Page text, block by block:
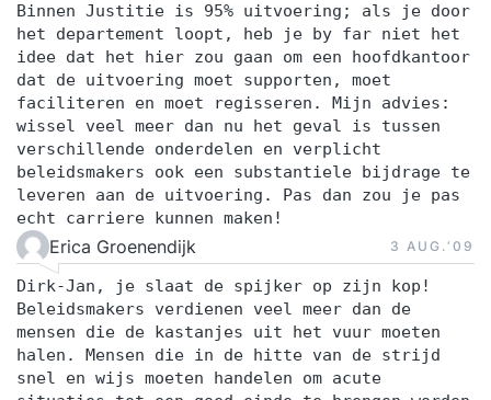
Binnen Justitie is 95% uitvoering; als je door
het departement loopt, heb je by far niet het
idee dat het hier zou gaan om een hoofdkantoor
dat de uitvoering moet supporten, moet
faciliteren en moet regisseren. Mijn advies:
wissel veel meer dan nu het geval is tussen
verschillende onderdelen en verplicht
beleidsmakers ook een substantiele bijdrage te
leveren aan de uitvoering. Pas dan zou je pas
echt carriere kunnen maken!
Erica Groenendijk 3 AUG.‘09
Dirk-Jan, je slaat de spijker op zijn kop!
Beleidsmakers verdienen veel meer dan de
mensen die de kastanjes uit het vuur moeten
halen. Mensen die in de hitte van de strijd
snel en wijs moeten handelen om acute